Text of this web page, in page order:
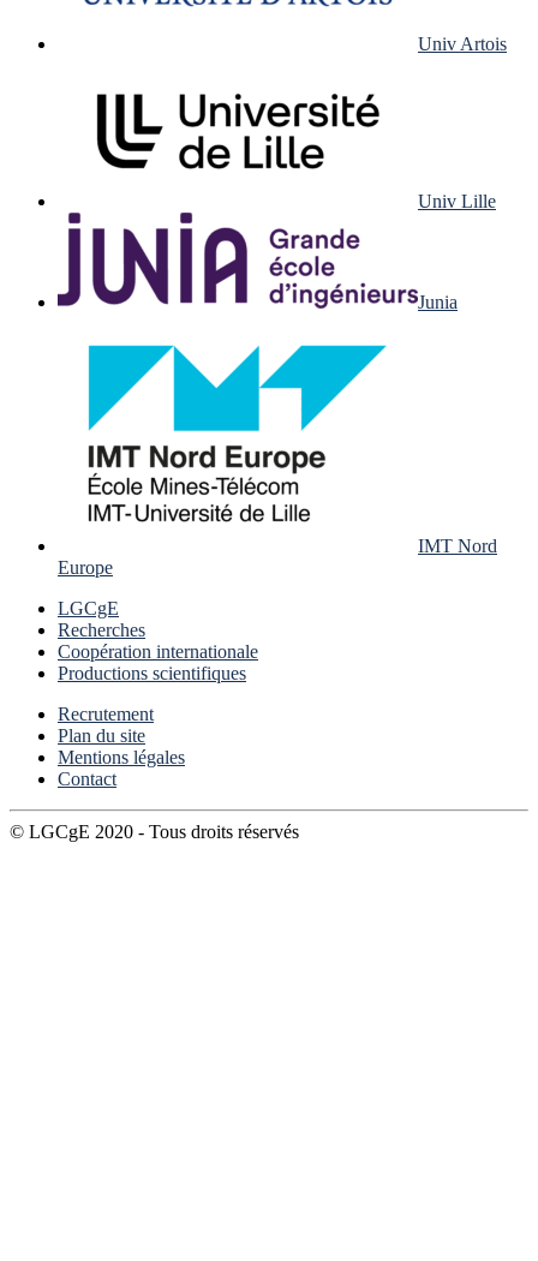
Univ Artois
Univ Lille
Junia
IMT Nord
Europe
LGCgE
Recherches
Coopération internationale
Productions scientifiques
Recrutement
Plan du site
Mentions légales
Contact
© LGCgE 2020 - Tous droits réservés